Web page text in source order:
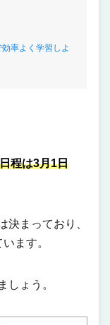
率よく学習しよ
程は3月1日
決まっており、
ます。
しょう。